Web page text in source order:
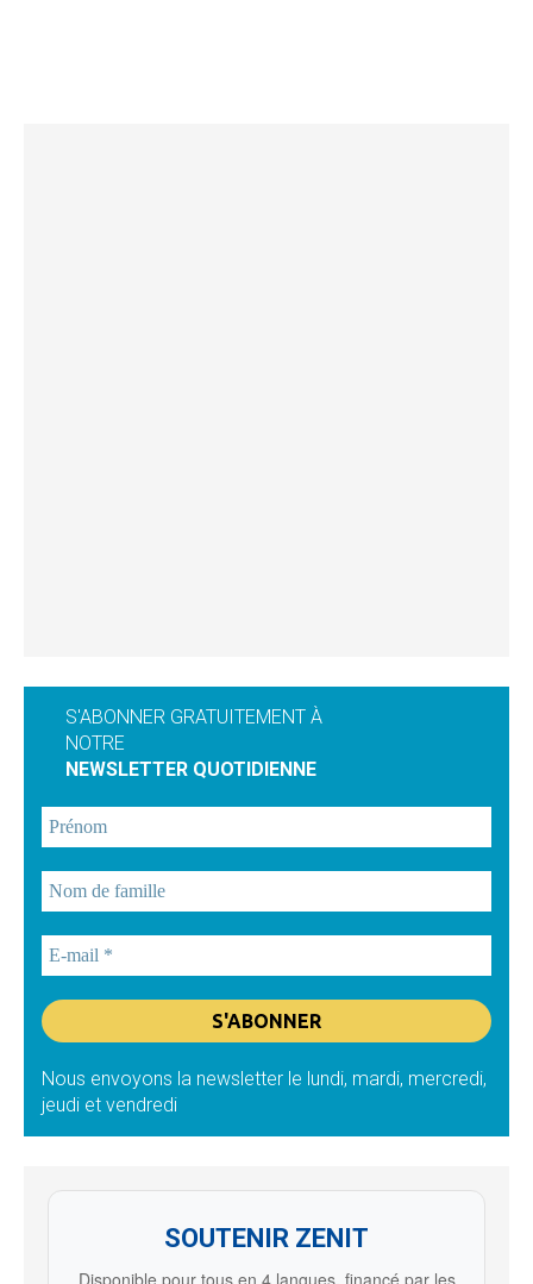
S'ABONNER GRATUITEMENT À
NOTRE
NEWSLETTER QUOTIDIENNE
Nous envoyons la newsletter le lundi, mardi, mercredi,
jeudi et vendredi
SOUTENIR ZENIT